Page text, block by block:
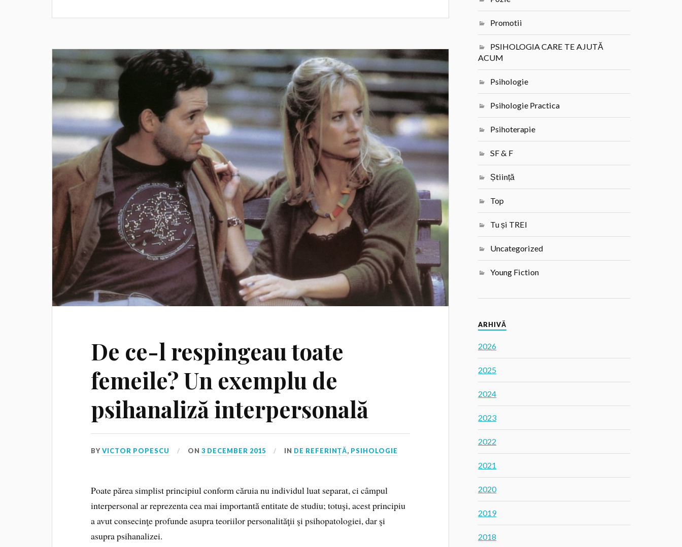
De ce-l respingeau toate
femeile? Un exemplu de
psihanaliză interpersonală
BYVICTOR POPESCU ON3 DECEMBER 2015 IN DE REFERINȚĂ, PSIHOLOGIE
Poate părea simplist principiul conform căruia nu individul luat separat, ci câmpul
interpersonal ar reprezenta cea mai importantă entitate de studiu; totuşi, acest principiu
a avut consecinţe profunde asupra teoriilor personalităţii şi psihopatologiei, dar şi
asupra psihanalizei.
Promotii
PSIHOLOGIA CARE TE AJUTĂ
ACUM
Psihologie
Psihologie Practica
Psihoterapie
SF & F
Știință
Top
Tu și TREI
Uncategorized
Young Fiction
ARHIVĂ
2026
2025
2024
2023
2022
2021
2020
2019
2018